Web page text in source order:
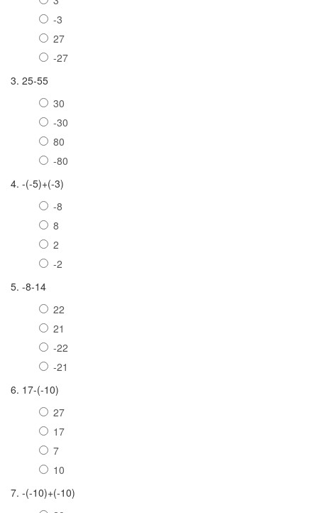
-3
27
-27
3. 25-55
30
-30
80
-80
4. -(-5)+(-3)
-8
8
2
-2
5. -8-14
22
21
-22
-21
6. 17-(-10)
27
17
7
10
7. -(-10)+(-10)